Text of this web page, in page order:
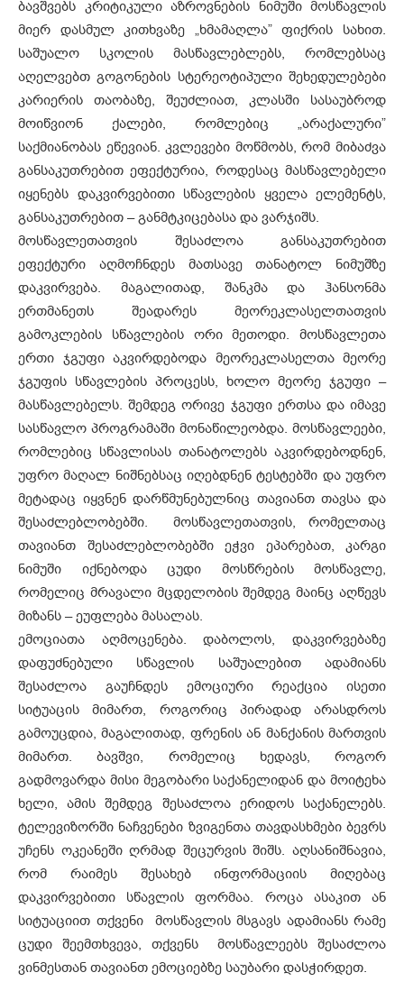
ბავშვებს კრიტიკული აზროვნების ნიმუში მოსწავლის
მიერ დასმულ კითხვაზე „ხმამაღლა” ფიქრის სახით.
საშუალო სკოლის მასწავლებლებს, რომლებსაც
აღელვებთ გოგონების სტერეოტიპული შეხედულებები
კარიერის თაობაზე, შეუძლიათ, კლასში სასაუბროდ
მოიწვიონ ქალები, რომლებიც „არაქალური”
საქმიანობას ეწევიან. კვლევები მოწმობს, რომ მიბაძვა
განსაკუთრებით ეფექტურია, როდესაც მასწავლებელი
იყენებს დაკვირვებითი სწავლების ყველა ელემენტს,
განსაკუთრებით – განმტკიცებასა და ვარჯიშს.
მოსწავლეთათვის შესაძლოა განსაკუთრებით
ეფექტური აღმოჩნდეს მათსავე თანატოლ ნიმუშზე
დაკვირვება. მაგალითად, შანკმა და ჰანსონმა
ერთმანეთს შეადარეს მეორეკლასელთათვის
გამოკლების სწავლების ორი მეთოდი. მოსწავლეთა
ერთი ჯგუფი აკვირდებოდა მეორეკლასელთა მეორე
ჯგუფის სწავლების პროცესს, ხოლო მეორე ჯგუფი –
მასწავლებელს. შემდეგ ორივე ჯგუფი ერთსა და იმავე
სასწავლო პროგრამაში მონაწილეობდა. მოსწავლეები,
რომლებიც სწავლისას თანატოლებს აკვირდებოდნენ,
უფრო მაღალ ნიშნებსაც იღებდნენ ტესტებში და უფრო
მეტადაც იყვნენ დარწმუნებულნიც თავიანთ თავსა და
შესაძლებლობებში. მოსწავლეთათვის, რომელთაც
თავიანთ შესაძლებლობებში ეჭვი ეპარებათ, კარგი
ნიმუში იქნებოდა ცუდი მოსწრების მოსწავლე,
რომელიც მრავალი მცდელობის შემდეგ მაინც აღწევს
მიზანს – ეუფლება მასალას.
ემოციათა აღმოცენება. დაბოლოს, დაკვირვებაზე
დაფუძნებული სწავლის საშუალებით ადამიანს
შესაძლოა გაუჩნდეს ემოციური რეაქცია ისეთი
სიტუაცის მიმართ, როგორიც პირადად არასდროს
გამოუცდია, მაგალითად, ფრენის ან მანქანის მართვის
მიმართ. ბავშვი, რომელიც ხედავს, როგორ
გადმოვარდა მისი მეგობარი საქანელიდან და მოიტეხა
ხელი, ამის შემდეგ შესაძლოა ერიდოს საქანელებს.
ტელევიზორში ნაჩვენები ზვიგენთა თავდასხმები ბევრს
უჩენს ოკეანეში ღრმად შეცურვის შიშს. აღსანიშნავია,
რომ რაიმეს შესახებ ინფორმაციის მიღებაც
დაკვირვებითი სწავლის ფორმაა. როცა ასაკით ან
სიტუაციით თქვენი მოსწავლის მსგავს ადამიანს რამე
ცუდი შეემთხვევა, თქვენს მოსწავლეებს შესაძლოა
ვინმესთან თავიანთ ემოციებზე საუბარი დასჭირდეთ.